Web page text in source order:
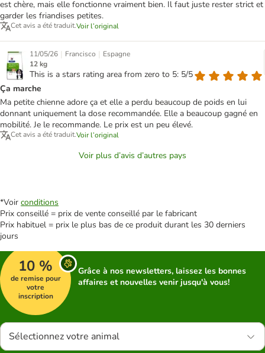
est chère, mais elle fonctionne vraiment bien. Il faut juste rester strict et
garder les friandises petites.
Cet avis a été traduit.Voir l’original
11/05/26 | Francisco | Espagne
12 kg
This is a stars rating area from zero to 5: 5/5
Ça marche
Ma petite chienne adore ça et elle a perdu beaucoup de poids en lui
donnant uniquement la dose recommandée. Elle a beaucoup gagné en
mobilité. Je le recommande. Le prix est un peu élevé.
Cet avis a été traduit.Voir l’original
Voir plus d’avis d’autres pays
*Voir conditions
Prix conseillé = prix de vente conseillé par le fabricant
Prix habituel = prix le plus bas de ce produit durant les 30 derniers
jours
10 %
de remise pour
votre
inscription
Grâce à nos newsletters, laissez les bonnes
affaires et nouvelles venir jusqu'à vous!
Sélectionnez votre animal